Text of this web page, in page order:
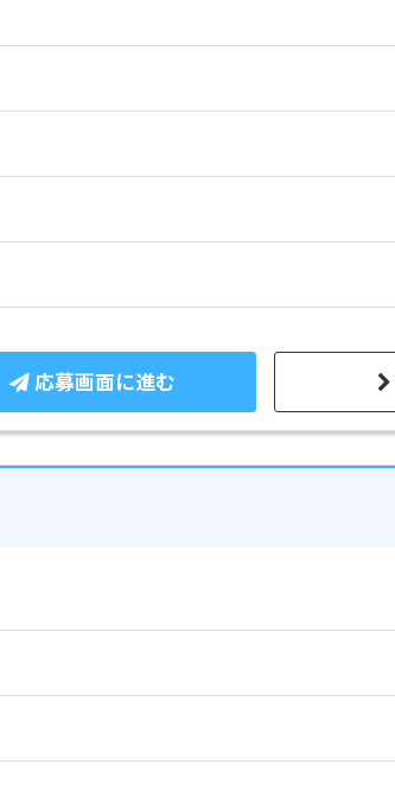
応募画面に進む